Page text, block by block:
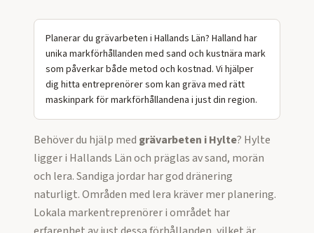
Planerar du grävarbeten i Hallands Län? Halland har
unika markförhållanden med sand och kustnära mark
som påverkar både metod och kostnad. Vi hjälper
dig hitta entreprenörer som kan gräva med rätt
maskinpark för markförhållandena i just din region.
Behöver du hjälp med grävarbeten iHylte? Hylte
ligger i Hallands Län och präglas av sand, morän
och lera. Sandiga jordar har god dränering
naturligt. Områden med lera kräver mer planering.
Lokala markentreprenörer i området har